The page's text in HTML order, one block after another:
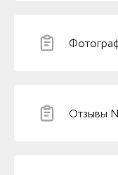
Отзывы